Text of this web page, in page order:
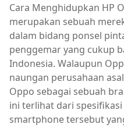
Cara Menghidupkan HP
merupakan sebuah
dalam bidang ponsel
penggemar yang cukup
Indonesia. Walaupun
naungan perusahaan
Oppo sebagai sebuah
ini terlihat dari
smartphone tersebut